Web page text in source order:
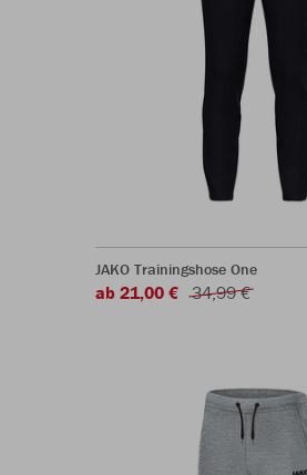
JAKO Trainingshose One
ab 21,00 € 34,99 €